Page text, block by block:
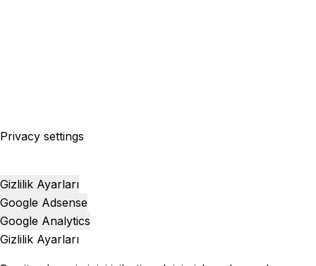
Privacy settings
Gizlilik Ayarları
Google Adsense
Google Analytics
Gizlilik Ayarları